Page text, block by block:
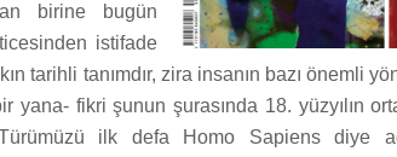
birine bugün
istifade
tarihli tanımdır, zira insanın bazı önemli
yana- fikri şunun şurasında 18. yüzyılın
Türümüzü ilk defa Homo Sapiens diye